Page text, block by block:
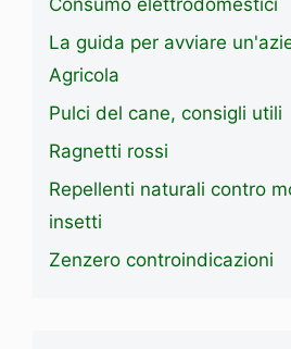
Consumo elettrodomestici
La guida per avviare
Agricola
Pulci del cane, consigli utili
Ragnetti rossi
Repellenti naturali contro
insetti
Zenzero controindicazioni